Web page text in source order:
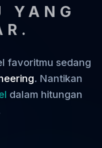
YANG
favoritmu sedang
. Nantikan
dalam hitungan